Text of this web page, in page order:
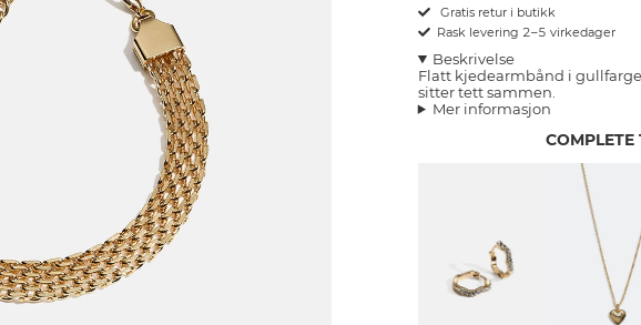
Gratis retur i butikk
Rask levering 2–5 virkedager
Beskrivelse
Flatt kjedearmbånd i
sitter tett sammen.
Mer informasjon
COMPLETE